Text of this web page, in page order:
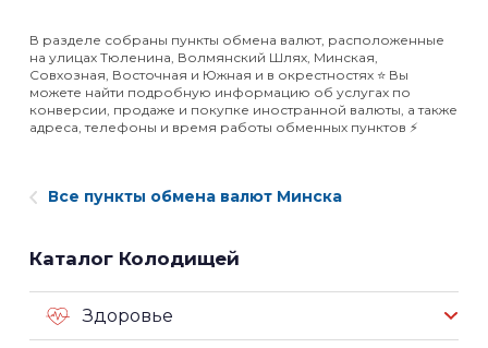
В разделе собраны пункты обмена валют, расположенные
на улицах Тюленина, Волмянский Шлях, Минская,
Совхозная, Восточная и Южная и в окрестностях ⭐️ Вы
можете найти подробную информацию об услугах по
конверсии, продаже и покупке иностранной валюты, а также
адреса, телефоны и время работы обменных пунктов ⚡️
Все пункты обмена валют Минска
Каталог Колодищей
Здоровье